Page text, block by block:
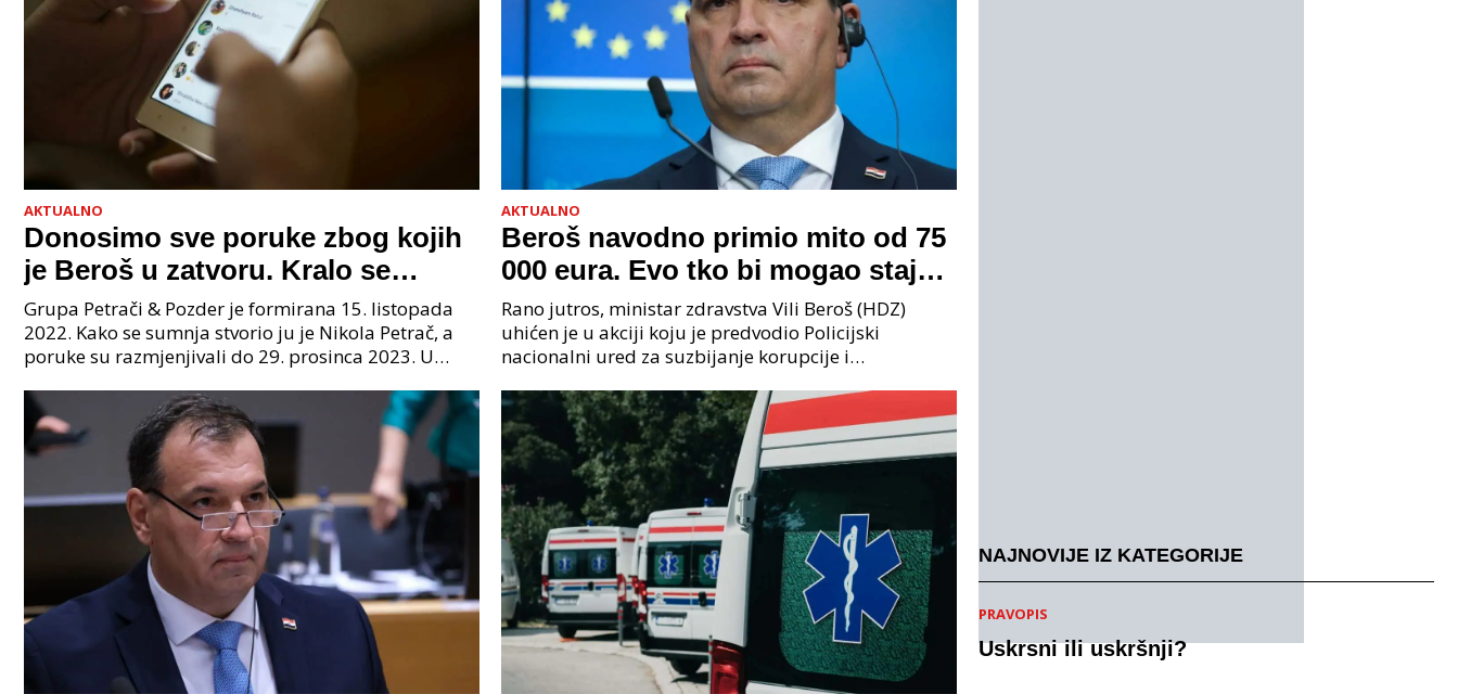
AKTUALNO
Donosimo sve poruke zbog kojih
je Beroš u zatvoru. Kralo se
godinama. Tko će iz vlade biti
sljedeći uhićen?
Grupa Petrači & Pozder je formirana 15. listopada
2022. Kako se sumnja stvorio ju je Nikola Petrač, a
poruke su razmjenjivali do 29. prosinca 2023. U
AKTUALNO
Beroš navodno primio mito od 75
000 eura. Evo tko bi mogao stajati
na čelu zločinačkog udruženja
Rano jutros, ministar zdravstva Vili Beroš (HDZ)
uhićen je u akciji koju je predvodio Policijski
nacionalni ured za suzbijanje korupcije i
priopćenju USKOK
NAJNOVIJE IZ KATEGORIJE
PRAVOPIS
Uskrsni ili uskršnji?